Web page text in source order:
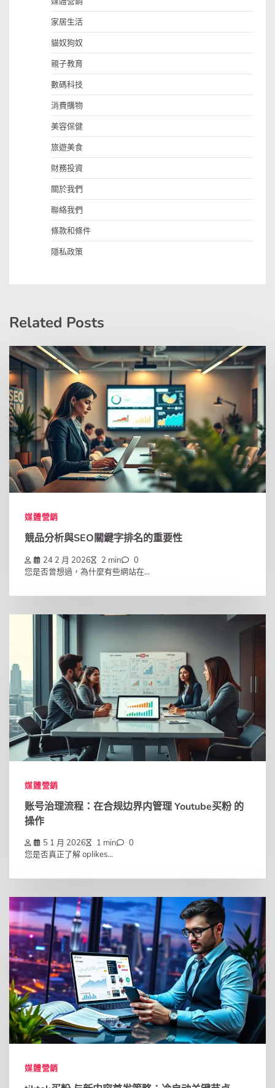
家居生活
貓奴狗奴
親子教育
數碼科技
消費購物
美容保健
旅遊美食
財務投資
關於我們
聯絡我們
條款和條件
隱私政策
Related Posts
媒體營銷
競品分析與SEO關鍵字排名的重要性
24 2 月 2026 2 min
0
您是否曾想過，為什麼有些網站在...
媒體營銷
账号治理流程：在合规边界内管理 Youtube买粉 的
操作
5 1 月 2026 1 min
0
您是否真正了解 oplikes...
媒體營銷